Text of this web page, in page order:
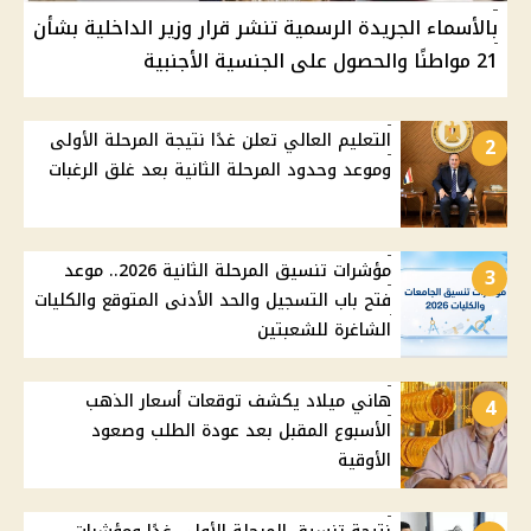
بالأسماء الجريدة الرسمية تنشر قرار وزير الداخلية بشأن
21 مواطنًا والحصول على الجنسية الأجنبية
2
التعليم العالي تعلن غدًا نتيجة المرحلة الأولى
وموعد وحدود المرحلة الثانية بعد غلق الرغبات
3
مؤشرات تنسيق المرحلة الثانية 2026.. موعد
فتح باب التسجيل والحد الأدنى المتوقع والكليات
الشاغرة للشعبتين
4
هاني ميلاد يكشف توقعات أسعار الذهب
الأسبوع المقبل بعد عودة الطلب وصعود
الأوقية